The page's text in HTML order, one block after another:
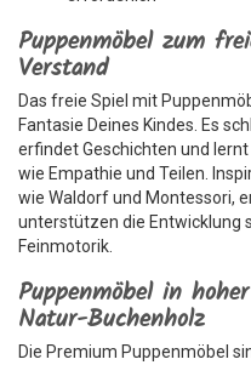
Puppenmöbel zum
Verstand
Das freie Spiel mit
Fantasie Deines Kindes. Es
erfindet Geschichten und
wie Empathie und Teilen.
wie Waldorf und Montessori,
unterstützen die Entwicklung
Feinmotorik.
Puppenmöbel in
Natur-Buchenholz
Die Premium Puppenmöbel